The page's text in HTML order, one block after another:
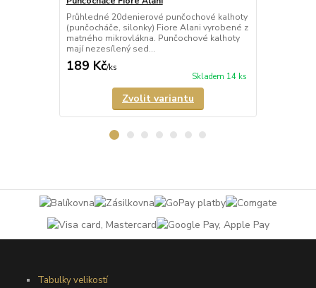
Průhledné 20denierové punčochové kalhoty
(punčocháče, silonky) Fiore Alani vyrobené z
matného mikrovlákna. Punčochové kalhoty
mají nezesílený sed...
189 Kč/ks
Skladem 14 ks
Zvolit variantu
Tabulky velikostí